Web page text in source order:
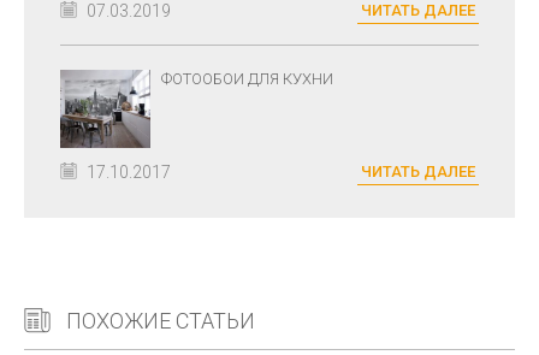
07.03.2019 ЧИТАТЬ ДАЛЕЕ
ФОТООБОИ ДЛЯ КУХНИ
17.10.2017 ЧИТАТЬ ДАЛЕЕ
ПОХОЖИЕ СТАТЬИ